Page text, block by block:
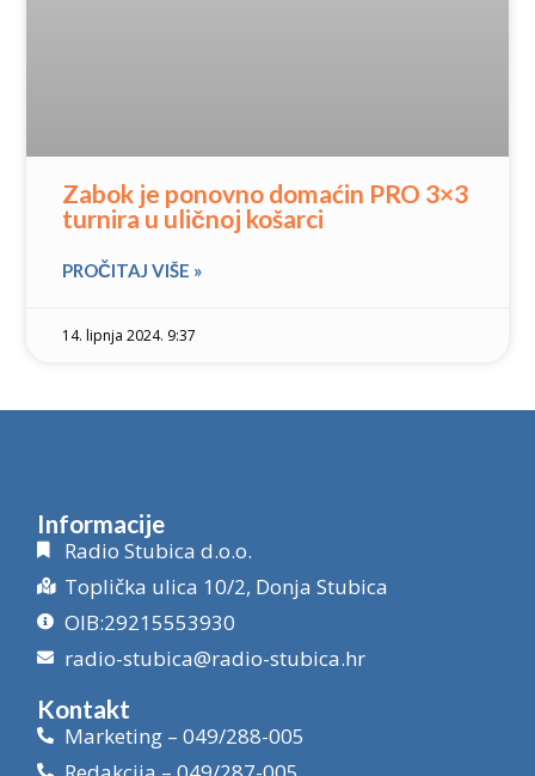
Zabok je ponovno domaćin PRO 3×3
turnira u uličnoj košarci
PROČITAJ VIŠE »
14. lipnja 2024. 9:37
Informacije
Radio Stubica d.o.o.
Toplička ulica 10/2, Donja Stubica
OIB:29215553930
radio-stubica@radio-stubica.hr
Kontakt
Marketing – 049/288-005